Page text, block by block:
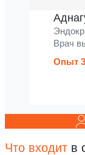
Врач
Опыт
Что входит в